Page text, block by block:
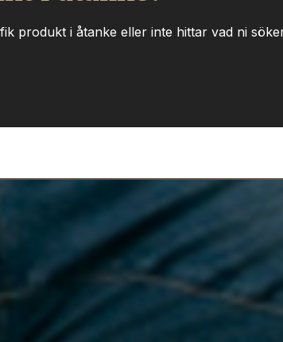
produkt i åtanke eller inte hittar vad ni